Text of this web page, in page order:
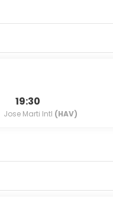
19:30
Jose Marti Intl (HAV)